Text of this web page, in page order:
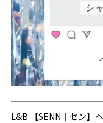
L&B 【SENN｜セン】